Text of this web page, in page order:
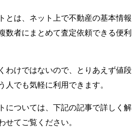
とは、ネット上で不動産の基本情報
数者にまとめて査定依頼できる便利
わけではないので、とりあえず値段
人でも気軽に利用できます。
については、下記の記事で詳しく解
せてご覧ください。